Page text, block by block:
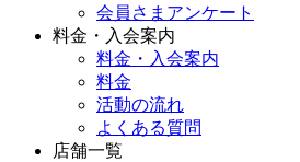
会員さまアンケート
料金・入会案内
料金・入会案内
料金
活動の流れ
よくある質問
店舗一覧